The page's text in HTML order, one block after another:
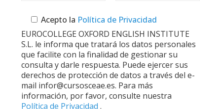
Acepto la Política de Privacidad
EUROCOLLEGE OXFORD ENGLISH INSTITUTE
S.L. le informa que tratará los datos personales
que facilite con la finalidad de gestionar su
consulta y darle respuesta. Puede ejercer sus
derechos de protección de datos a través del e-
mail infor@cursosceae.es. Para más
información, por favor, consulte nuestra
Política de Privacidad .